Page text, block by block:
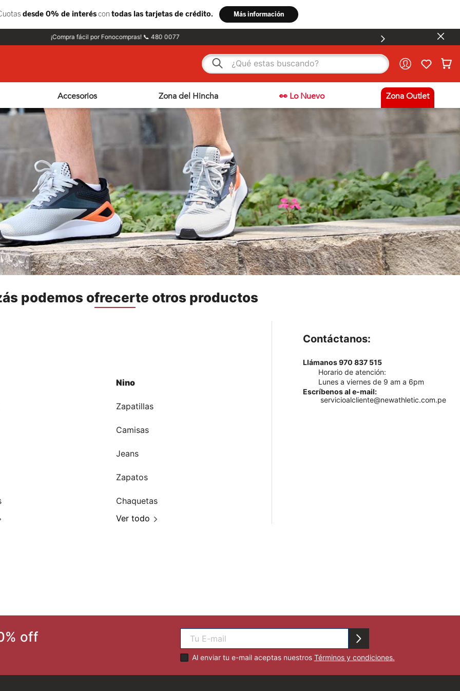
¡Compra fácil por Fonocompras! 📞 480 0077
¿Qué estas buscando?
Accesorios Zona del Hincha 👀 Lo Nuevo Zona Outlet
podemos ofrecerte otros productos
Nino
Zapatillas
Camisas
Jeans
Zapatos
Chaquetas
Ver todo
Contáctanos:
Llámanos 970 837 515
Horario de atención:
Lunes a viernes de 9 am a 6pm
Escríbenos al e-mail:
servicioalcliente@newathletic.com.pe
off
Al enviar tu e-mail aceptas nuestros Términos y condiciones.